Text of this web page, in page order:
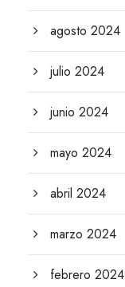
agosto 2024
julio 2024
junio 2024
mayo 2024
abril 2024
marzo 2024
febrero 2024